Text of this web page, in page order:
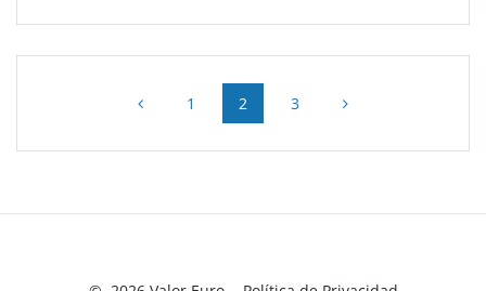
navigation
Page
1 Page
2 Page
3